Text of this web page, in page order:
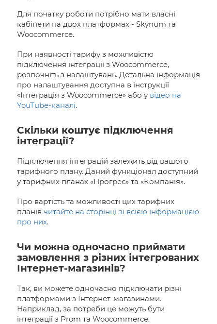
Для початку роботи потрібно мати власні
кабінети на двох платформах - Skynum та
Woocommerce.
При наявності тарифу з можливістю
підключення інтеграції з Woocommerce,
розпочніть з налаштувань. Детальна інформація
про налаштування доступна в інструкції
«Інтеграція з Woocommerce» або у відео на
YouTube-каналі.
Скільки коштує підключення
інтеграції?
Підключення інтеграцій залежить від вашого
тарифного плану. Даний функціонал доступний
у тарифних планах «Прогрес» та «Компанія».
Про вартість та можливості цих тарифних
планів читайте на сторінці зі всією інформацією
про них.
Чи можна одночасно приймати
замовлення з різних інтегрованих
Інтернет-магазинів?
Так, ви можете одночасно підключати різні
платформами з Інтернет-магазинами.
Наприклад, за потреби це можуть бути
інтеграції з Prom та Woocommerce.